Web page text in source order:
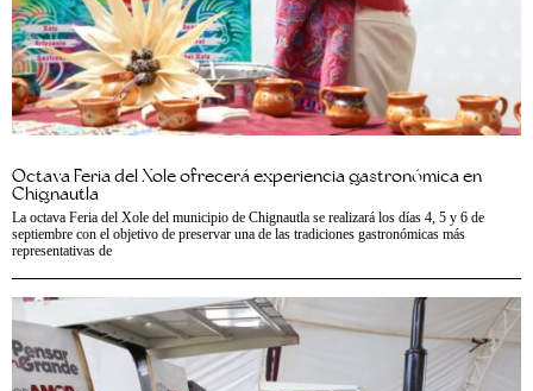
Octava Feria del Xole ofrecerá experiencia gastronómica en
Chignautla
La octava Feria del Xole del municipio de Chignautla se realizará los días 4, 5 y 6 de
septiembre con el objetivo de preservar una de las tradiciones gastronómicas más
representativas de